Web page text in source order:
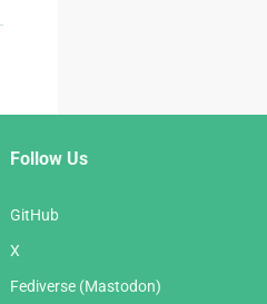
Follow Us
GitHub
X
Fediverse (Mastodon)